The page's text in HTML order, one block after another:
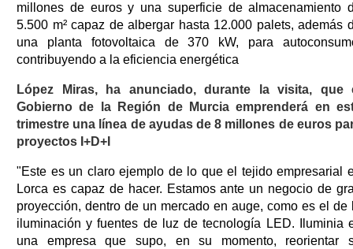
millones de euros y una superficie de almacenamiento
5.500 m² capaz de albergar hasta 12.000 palets, además
una planta fotovoltaica de 370 kW, para
contribuyendo a la eficiencia energética
López Miras, ha anunciado, durante la visita, que
Gobierno de la Región de Murcia emprenderá en
trimestre una línea de ayudas de 8 millones de euros
proyectos I+D+I
"Este es un claro ejemplo de lo que el tejido empresarial
Lorca es capaz de hacer. Estamos ante un negocio de
proyección, dentro de un mercado en auge, como es el de
iluminación y fuentes de luz de tecnología LED. Iluminia
una empresa que supo, en su momento, reorientar